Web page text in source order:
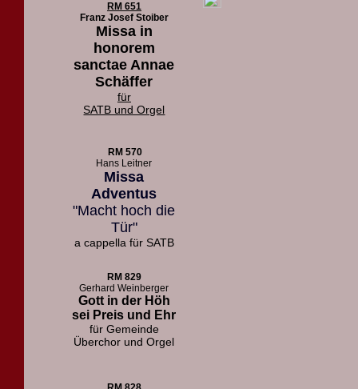
RM 651
Franz Josef Stoiber
Missa in
honorem
sanctae Annae
Schäffer
für
SATB und Orgel
RM 570
Hans Leitner
Missa
Adventus
"Macht hoch die
Tür"
a cappella für SATB
RM 829
Gerhard Weinberger
Gott in der Höh
sei Preis und Ehr
für Gemeinde
Überchor und Orgel